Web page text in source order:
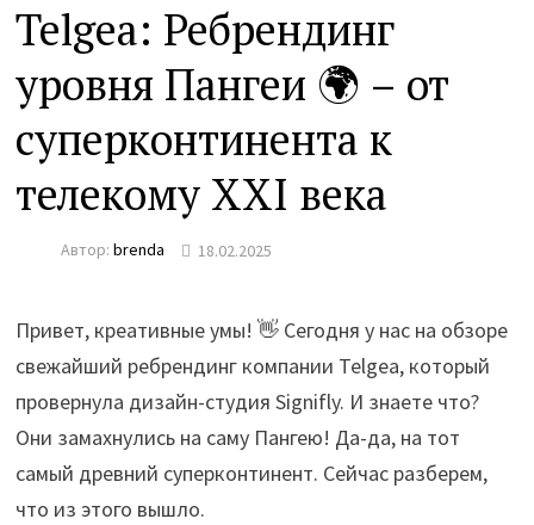
Telgea: Ребрендинг
уровня Пангеи 🌍 – от
суперконтинента к
телекому XXI века
Автор:brenda 18.02.2025
Привет, креативные умы! 👋 Сегодня у нас на обзоре
свежайший ребрендинг компании Telgea, который
провернула дизайн-студия Signifly. И знаете что?
Они замахнулись на саму Пангею! Да-да, на тот
самый древний суперконтинент. Сейчас разберем,
что из этого вышло.